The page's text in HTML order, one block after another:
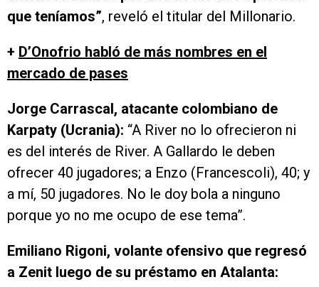
que teníamos”, reveló el titular del Millonario.
+ D’Onofrio habló de más nombres en el
mercado de pases
Jorge Carrascal, atacante colombiano de
Karpaty (Ucrania): “A River no lo ofrecieron ni
es del interés de River. A Gallardo le deben
ofrecer 40 jugadores; a Enzo (Francescoli), 40; y
a mí, 50 jugadores. No le doy bola a ninguno
porque yo no me ocupo de ese tema”.
Emiliano Rigoni, volante ofensivo que regresó
a Zenit luego de su préstamo en Atalanta: